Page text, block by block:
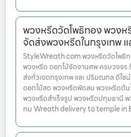
พวงหรีดวัดโพธิทอง พวงห
จัดส่งพวงหรีดในกรุงเทพ
StyleWreath.com พวงหรีดวัดโพธิท
พวงหรีด ดอกไม้จัดงานศพ ครบวงจร
ส่งทั่วเขตกรุงเทพ และ ปริมณฑล ดีไซ
ดอกไม้สด พวงหรีดพัดลม พวงหรีดต้น
พวงหรีดสำเร็จรูป พวงหรีดปทุมธานี
ทม Wreath delivery to temple in